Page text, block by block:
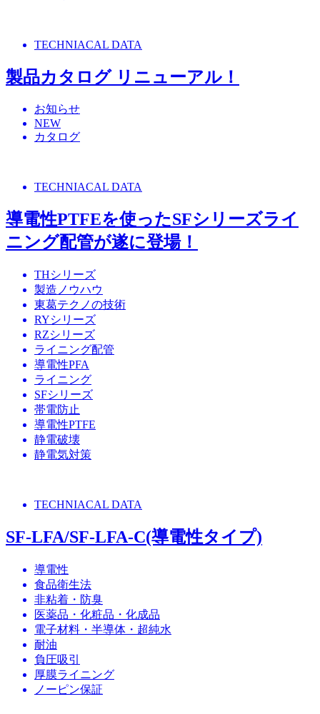
TECHNIACAL DATA
製品カタログ リニューアル！
お知らせ
NEW
カタログ
TECHNIACAL DATA
導電性PTFEを使ったSFシリーズライ
ニング配管が遂に登場！
THシリーズ
製造ノウハウ
東葛テクノの技術
RYシリーズ
RZシリーズ
ライニング配管
導電性PFA
ライニング
SFシリーズ
帯電防止
導電性PTFE
静電破壊
静電気対策
TECHNIACAL DATA
SF-LFA/SF-LFA-C(導電性タイプ)
導電性
食品衛生法
非粘着・防臭
医薬品・化粧品・化成品
電子材料・半導体・超純水
耐油
負圧吸引
厚膜ライニング
ノーピン保証